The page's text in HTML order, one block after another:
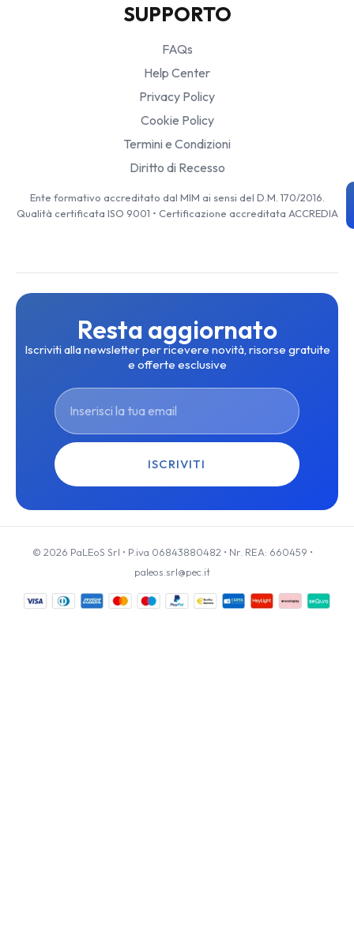
SUPPORTO
FAQs
Help Center
Privacy Policy
Cookie Policy
Termini e Condizioni
Diritto di Recesso
Ente formativo accreditato dal MIM ai sensi del D.M. 170/2016.
Qualità certificata ISO 9001 • Certificazione accreditata ACCREDIA
Resta aggiornato
Iscriviti alla newsletter per ricevere novità, risorse gratuite
e offerte esclusive
ISCRIVITI
© 2026 PaLEoS Srl • P.iva 06843880482 • Nr. REA: 660459 •
paleos.srl@pec.it